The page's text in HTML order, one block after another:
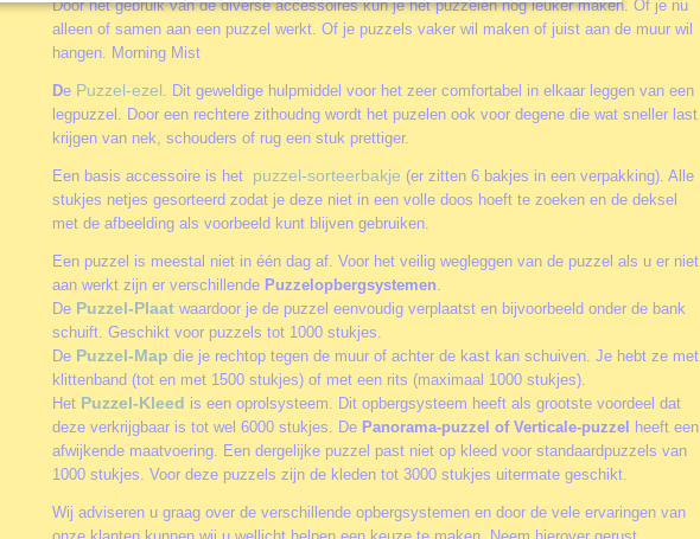
Door het gebruik van de diverse accessoires kun je het puzzelen nog leuker maken. Of je nu
alleen of samen aan een puzzel werkt. Of je puzzels vaker wil maken of juist aan de muur wil
hangen. Morning Mist
De Puzzel-ezel. Dit geweldige hulpmiddel voor het zeer comfortabel in elkaar leggen van een
legpuzzel. Door een rechtere zithoudng wordt het puzelen ook voor degene die wat sneller last
krijgen van nek, schouders of rug een stuk prettiger.
Een basis accessoire is het puzzel-sorteerbakje (er zitten 6 bakjes in een verpakking). Alle
stukjes netjes gesorteerd zodat je deze niet in een volle doos hoeft te zoeken en de deksel
met de afbeelding als voorbeeld kunt blijven gebruiken.
Een puzzel is meestal niet in één dag af. Voor het veilig wegleggen van de puzzel als u er niet
aan werkt zijn er verschillende Puzzelopbergsystemen.
De Puzzel-Plaat waardoor je de puzzel eenvoudig verplaatst en bijvoorbeeld onder de bank
schuift. Geschikt voor puzzels tot 1000 stukjes.
De Puzzel-Map die je rechtop tegen de muur of achter de kast kan schuiven. Je hebt ze met
klittenband (tot en met 1500 stukjes) of met een rits (maximaal 1000 stukjes).
Het Puzzel-Kleed is een oprolsysteem. Dit opbergsysteem heeft als grootste voordeel dat
deze verkrijgbaar is tot wel 6000 stukjes. De Panorama-puzzel of Verticale-puzzel
heeft een
afwijkende maatvoering. Een dergelijke puzzel past niet op kleed voor standaardpuzzels van
1000 stukjes. Voor deze puzzels zijn de kleden tot 3000 stukjes uitermate geschikt.
Wij adviseren u graag over de verschillende opbergsystemen en door de vele ervaringen van